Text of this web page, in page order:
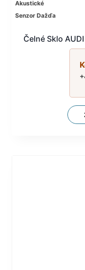
Akustické
Senzor Dažďa
Čelné Sklo